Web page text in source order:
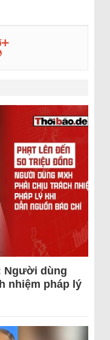
Người dùng
nhiệm pháp lý